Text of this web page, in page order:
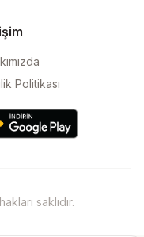
Politikası
saklıdır.